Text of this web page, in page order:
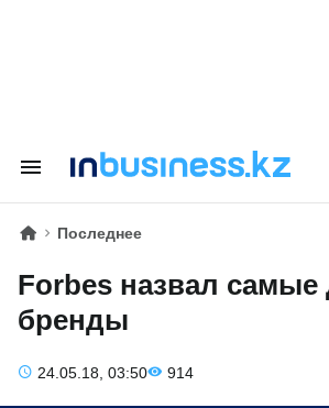
Последнее
Forbes назвал самые
бренды
24.05.18, 03:50 914